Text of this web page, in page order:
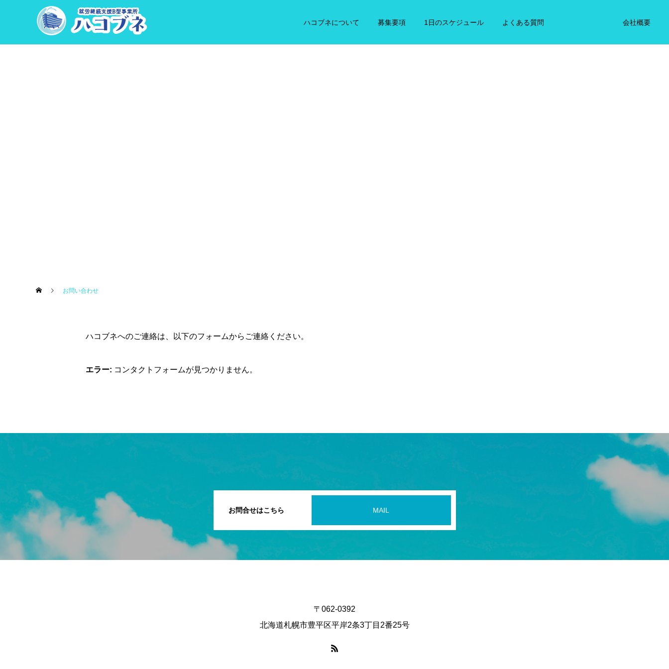
ハコブネについて 募集要項 1日のスケジュール よくある質問 会社概要
お問い合わせ
ハコブネへのご連絡は、以下のフォームからご連絡ください。
エラー: コンタクトフォームが見つかりません。
お問合せはこちら MAIL
〒062-0392
北海道札幌市豊平区平岸2条3丁目2番25号